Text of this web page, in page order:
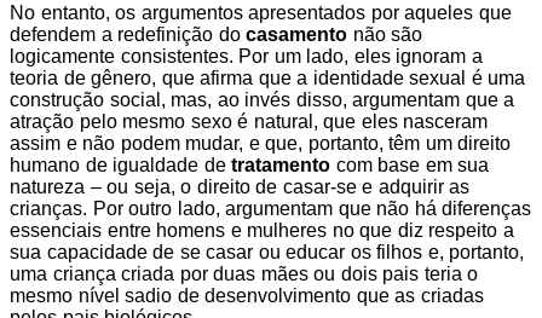
No entanto, os argumentos apresentados por aqueles que
defendem a redefinição do casamento não são
logicamente consistentes. Por um lado, eles ignoram a
teoria de gênero, que afirma que a identidade sexual é uma
construção social, mas, ao invés disso, argumentam que a
atração pelo mesmo sexo é natural, que eles nasceram
assim e não podem mudar, e que, portanto, têm um direito
humano de igualdade de tratamento com base em sua
natureza – ou seja, o direito de casar-se e adquirir as
crianças. Por outro lado, argumentam que não há diferenças
essenciais entre homens e mulheres no que diz respeito a
sua capacidade de se casar ou educar os filhos e, portanto,
uma criança criada por duas mães ou dois pais teria o
mesmo nível sadio de desenvolvimento que as criadas